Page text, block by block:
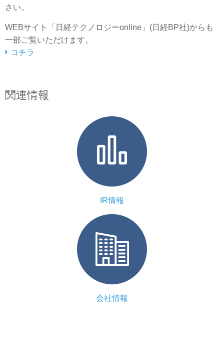
さい。
WEBサイト「日経テクノロジーonline」(日経BP社)からも
一部ご覧いただけます。
コチラ
関連情報
IR情報
会社情報